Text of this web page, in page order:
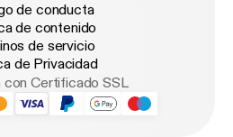
de conducta
de contenido
de servicio
de Privacidad
con Certificado SSL